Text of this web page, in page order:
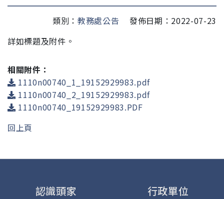
類別： 教務處公告
發佈日期：2022-07-23
詳如標題及附件。
相關附件：
1110n00740_1_19152929983.pdf
1110n00740_2_19152929983.pdf
1110n00740_19152929983.PDF
回上頁
認識頭家 行政單位